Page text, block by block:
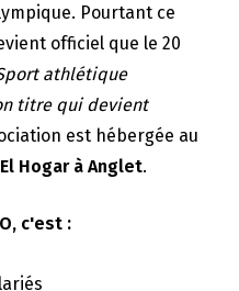
Pourtant ce
officiel que le 20
athlétique
titre qui devient
est hébergée au
Hogar à Anglet.
c'est :